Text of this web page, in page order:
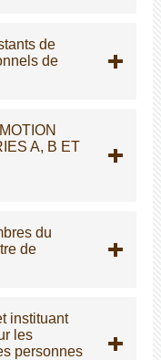
de
de
A, B ET
du
de
instituant
les
personnes